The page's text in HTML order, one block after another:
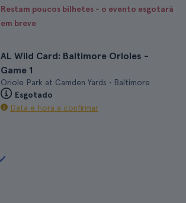
Restam poucos bilhetes - o evento esgotará
em breve
AL Wild Card: Baltimore Orioles -
Game 1
Oriole Park at Camden Yards • Baltimore
Esgotado
Data e hora a confirmar